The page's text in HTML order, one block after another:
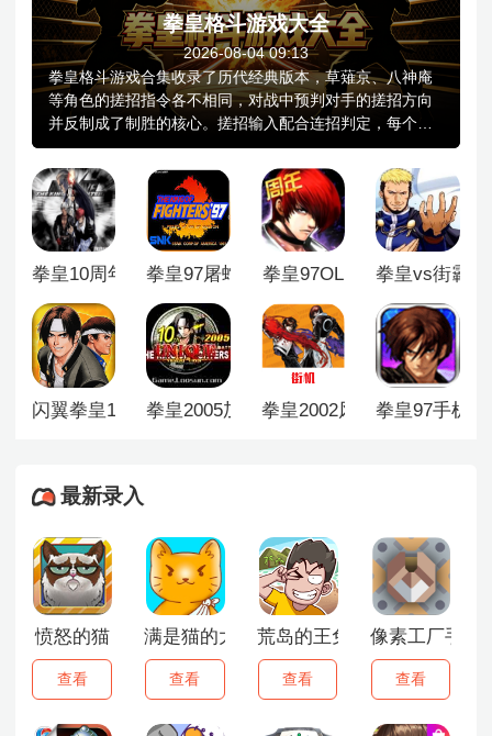
拳皇格斗游戏大全
2026-08-04 09:13
拳皇格斗游戏合集收录了历代经典版本，草薙京、八神庵
等角色的搓招指令各不相同，对战中预判对手的搓招方向
并反制成了制胜的核心。搓招输入配合连招判定，每个角
色都有一套固定的对战模式。不同角色的招式风格差异明
显，角色之间的对战策略选择因此大不相同。3v3组队战中
途可以切换角色，对手打出一套连招后换人压制是常见的
战术。拳皇格斗游戏手机版合集里既有2D经典画质版本，
也有3D建模升级的新作版本。单机经典拳皇格斗游戏适配
触屏搓招和手柄操作，手机屏幕上的虚拟按键缺少实体按
键的物理反馈，但搓招指令和必杀技都能完整释放。
拳皇10周年纪念版拳皇97屠蛇版无限气
拳皇97OL 拳皇vs街霸
闪翼拳皇1.68 拳皇2005加强版拳皇2002风云再起拳皇97手机版
最新录入
愤怒的猫
查看
满是猫的大楼2
查看
荒岛的王免广告版
查看
像素工厂手机
查看